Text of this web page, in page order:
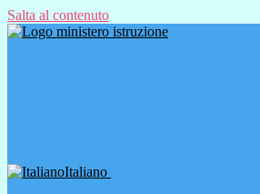
Salta al contenuto
Italiano